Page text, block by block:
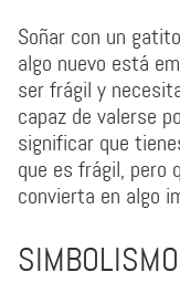
Soñar con un
algo nuevo está
ser frágil y
capaz de valerse
significar que
que es frágil, pero
convierta en algo